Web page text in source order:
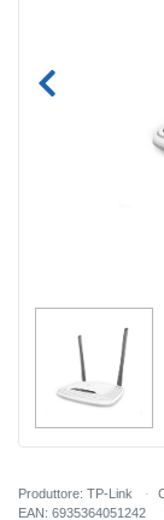
Produttore: TP-Link
EAN: 6935364051242